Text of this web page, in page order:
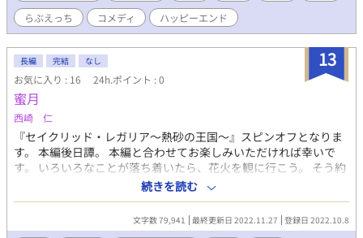
らぶえっち
コメディ ハッピーエンド
13
長編 完結 なし
お気に入り : 16 24h.ポイント : 0
蜜月
西崎 仁
『セイクリッド・レガリア～熱砂の王国～』スピンオフとなりま
す。 本編後日譚。 本編と合わせてお楽しみいただければ幸いで
す。 いろいろなことが落ち着いたら、花火を観に行こう。 そう約
束していたシリルとリュークは、５年ぶりに思い出の街、バベ
ル・リゾートを訪れる。 唯一の存在と慕った『王』の許で、ふた
たび人生をスタートさせたヒューマノイドの、成長と自立の物語
――
続きを読む
文字数 79,941 最終更新日 2022.11.27 登録日 2022.10.8